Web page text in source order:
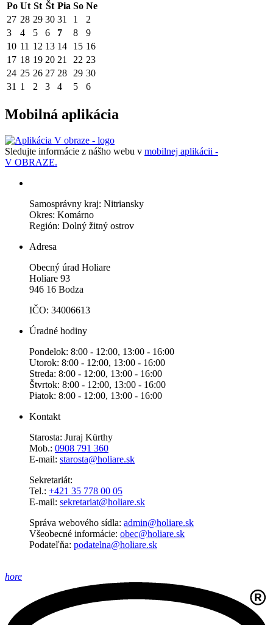
Po Ut St Št Pia So Ne
27 28 29 30 31 1
2
3
4 5 6 7 8
9
10 11 12 13 14 15 16
17 18 19 20 21 22 23
24 25 26 27 28 29 30
31 1 2 3 4 5 6
Mobilná aplikácia
Sledujte informácie z nášho webu v mobilnej aplikácii -
V OBRAZE.
Samosprávny kraj: Nitriansky
Okres: Komárno
Región: Dolný žitný ostrov
Adresa
Obecný úrad Holiare
Holiare 93
946 16 Bodza
IČO: 34006613
Úradné hodiny
Pondelok: 8:00 - 12:00, 13:00 - 16:00
Utorok: 8:00 - 12:00, 13:00 - 16:00
Streda: 8:00 - 12:00, 13:00 - 16:00
Štvrtok: 8:00 - 12:00, 13:00 - 16:00
Piatok: 8:00 - 12:00, 13:00 - 16:00
Kontakt
Starosta: Juraj Kürthy
Mob.: 0908 791 360
E-mail: starosta@holiare.sk
Sekretariát:
Tel.: +421 35 778 00 05
E-mail: sekretariat@holiare.sk
Správa webového sídla: admin@holiare.sk
Všeobecné informácie: obec@holiare.sk
Podateľňa: podatelna@holiare.sk
hore